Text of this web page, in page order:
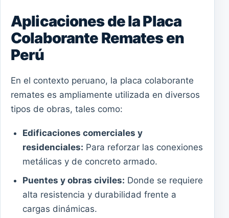
Aplicaciones de la Placa
Colaborante Remates en
Perú
En el contexto peruano, la placa colaborante
remates es ampliamente utilizada en diversos
tipos de obras, tales como:
Edificaciones comerciales y
residenciales: Para reforzar las conexiones
metálicas y de concreto armado.
Puentes y obras civiles: Donde se requiere
alta resistencia y durabilidad frente a
cargas dinámicas.